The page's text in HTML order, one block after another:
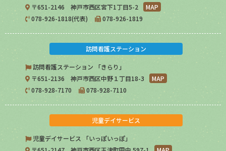
〒651-2146 神戸市西区宮下1丁目5-2
MAP
078-926-1818(代表)
078-926-1819
訪問看護ステーション
訪問看護ステーション 「きらり」
〒651-2136 神戸市西区中野１丁目18-3
MAP
078-928-7170
078-928-7110
児童デイサービス
児童デイサービス 「いっぽいっぽ」